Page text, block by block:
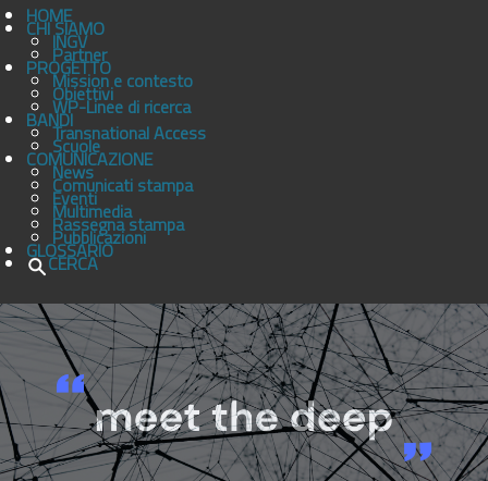
HOME
CHI SIAMO
INGV
Partner
PROGETTO
Mission e contesto
Obiettivi
WP-Linee di ricerca
BANDITransnational Access
Scuole
COMUNICAZIONE
News
Comunicati stampa
Eventi
Multimedia
Rassegna stampa
Pubblicazioni
GLOSSARIO
CERCA